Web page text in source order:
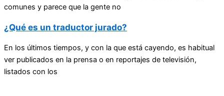
comunes y parece que la gente no
¿Qué es un traductor jurado?
En los últimos tiempos, y con la que está cayendo, es habitual
ver publicados en la prensa o en reportajes de televisión,
listados con los